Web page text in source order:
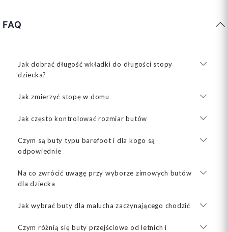
FAQ
Jak dobrać długość wkładki do długości stopy
dziecka?
Jak zmierzyć stopę w domu
Jak często kontrolować rozmiar butów
Czym są buty typu barefoot i dla kogo są
odpowiednie
Na co zwrócić uwagę przy wyborze zimowych butów
dla dziecka
Jak wybrać buty dla malucha zaczynającego chodzić
Czym różnią się buty przejściowe od letnich i